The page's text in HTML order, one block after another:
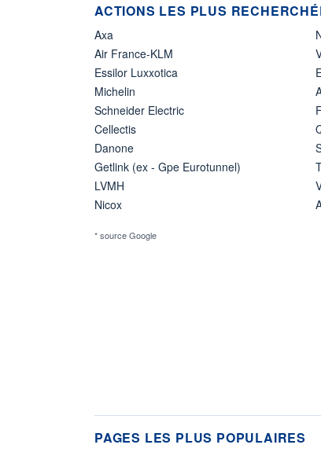
ACTIONS LES PLUS
Axa
Air France-KLM
Essilor Luxxotica
Michelin
Schneider Electric
Cellectis
Danone
Getlink (ex - Gpe Eurotunnel)
LVMH
Nicox
* source Google
PAGES LES PLUS POPULAIRES